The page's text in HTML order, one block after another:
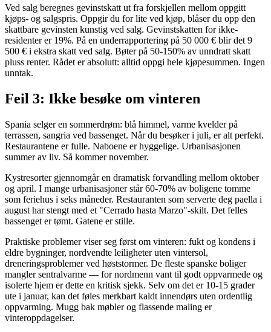
Ved salg beregnes gevinstskatt ut fra forskjellen mellom oppgitt
kjøps- og salgspris. Oppgir du for lite ved kjøp, blåser du opp den
skattbare gevinsten kunstig ved salg. Gevinstskatten for ikke-
residenter er 19%. På en underrapportering på 50 000 € blir det 9
500 € i ekstra skatt ved salg. Bøter på 50-150% av unndratt skatt
pluss renter. Rådet er absolutt: alltid oppgi hele kjøpesummen. Ingen
unntak.
Feil 3: Ikke besøke om vinteren
Spania selger en sommerdrøm: blå himmel, varme kvelder på
terrassen, sangria ved bassenget. Når du besøker i juli, er alt perfekt.
Restaurantene er fulle. Naboene er hyggelige. Urbanisasjonen
summer av liv. Så kommer november.
Kystresorter gjennomgår en dramatisk forvandling mellom oktober
og april. I mange urbanisasjoner står 60-70% av boligene tomme
som feriehus i seks måneder. Restauranten som serverte deg paella i
august har stengt med et "Cerrado hasta Marzo"-skilt. Det felles
bassenget er tømt. Gatene er stille.
Praktiske problemer viser seg først om vinteren: fukt og kondens i
eldre bygninger, nordvendte leiligheter uten vintersol,
dreneringsproblemer ved høststormer. De fleste spanske boliger
mangler sentralvarme — for nordmenn vant til godt oppvarmede og
isolerte hjem er dette en kritisk sjekk. Selv om det er 10-15 grader
ute i januar, kan det føles merkbart kaldt innendørs uten ordentlig
oppvarming. Mugg bak møbler og flassende maling er
vinteroppdagelser.